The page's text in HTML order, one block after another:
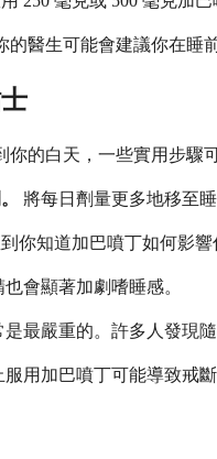
醫生可能會建議你在睡
的白天，一些實用步驟
將每日劑量更多地移至
到你知道加巴噴丁如何影
會顯著加劇嗜睡感。
最嚴重的。許多人發現
服用加巴噴丁可能導致戒